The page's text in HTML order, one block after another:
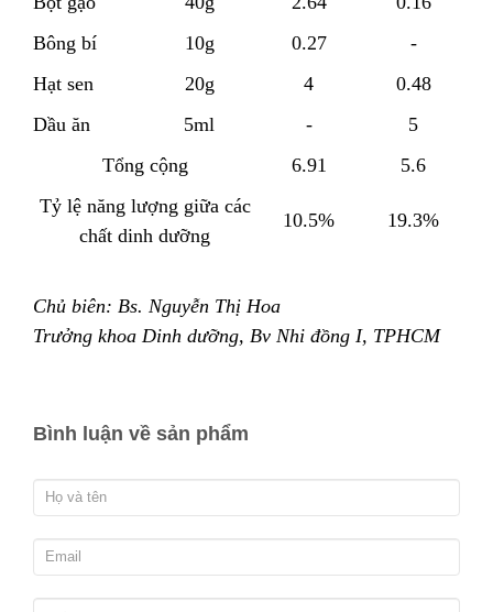
Bông bí
10g 0.27
-
Hạt sen
20g 4
0.48
Dầu ăn
5ml -
5
Tổng cộng
6.91
5.6
Tỷ lệ năng lượng giữa các
chất dinh dưỡng
10.5% 19.3%
Chủ biên: Bs. Nguyễn Thị Hoa
Trưởng khoa Dinh dưỡng, Bv Nhi đồng I, TPHCM
Bình luận về sản phẩm